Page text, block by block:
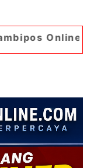
Berita Paling